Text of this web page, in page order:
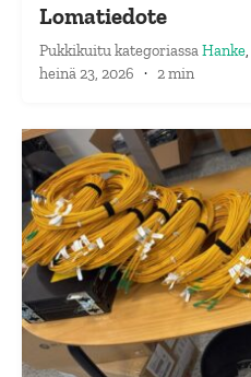
Lomatiedote
PukkikuitukategoriassaHanke,
heinä 23, 2026 · 2 min